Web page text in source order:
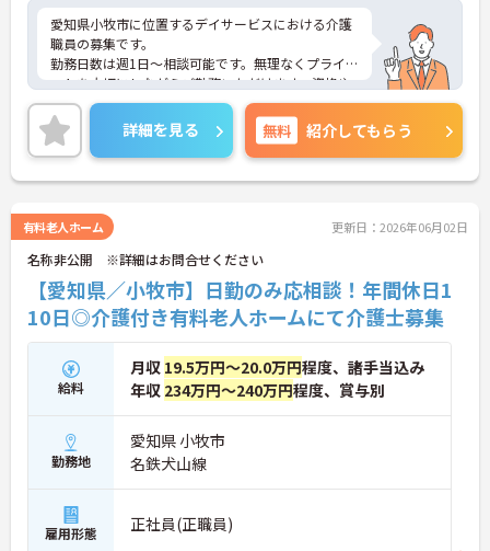
愛知県小牧市に位置するデイサービスにおける介護
職員の募集です。
勤務日数は週1日～相談可能です。無理なくプライベ
ートを大切にしながらご勤務いただけます。資格や
経験を活かしながらご勤務いただける職場環境で
す。
ご興味のある方には、面接対策ポイントなど、さら
に詳細をご案内しますのでお気軽にご相談くださ
い！
詳細を見る 無料 紹介してもらう
有料老人ホーム 更新日：2026年06月02日
名称非公開 ※詳細はお問合せください
【愛知県／小牧市】日勤のみ応相談！年間休日1
10日◎介護付き有料老人ホームにて介護士募集
給料
月収 19.5万円～20.0万円程度、諸手当込み
年収 234万円～240万円程度、賞与別
勤務地
愛知県 小牧市
名鉄犬山線
雇用形態 正社員(正職員)